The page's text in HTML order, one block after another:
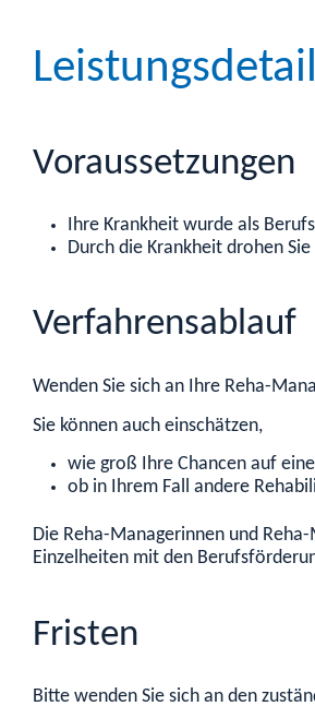
Voraussetzungen
Ihre Krankheit wurde als
Durch die Krankheit drohen
Verfahrensablauf
Wenden Sie sich an Ihre Reha-
Sie können auch einschätzen,
wie groß Ihre Chancen auf
ob in Ihrem Fall andere
Die Reha-Managerinnen und
Einzelheiten mit den
Fristen
Bitte wenden Sie sich an den